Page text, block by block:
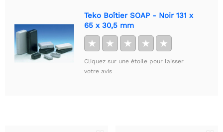
Teko Boîtier SOAP - Noir 131 x
65 x 30,5 mm
★ ★ ★ ★ ★
Cliquez sur une étoile pour laisser
votre avis